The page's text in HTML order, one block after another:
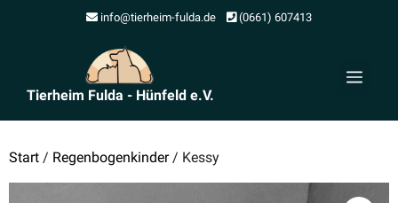
info@tierheim-fulda.de (0661) 607413
Tierheim Fulda - Hünfeld e.V.
Start / Regenbogenkinder/ Kessy